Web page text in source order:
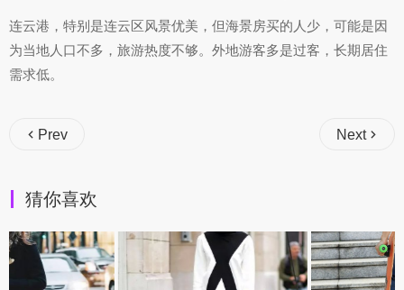
连云港，特别是连云区风景优美，但海景房买的人少，可能是因
为当地人口不多，旅游热度不够。外地游客多是过客，长期居住
需求低。
Prev Next
猜你喜欢